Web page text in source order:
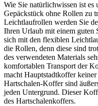
Wie Sie natürlichwissen ist es
Gepäckstück ohne Rollen zu
Leichtlaufrollen werden Sie
Ihren Urlaub mit einem guten
sich mit den flexiblen
die Rollen, denn diese sind
des verwendeten Materials
komfortablen Transport der
macht Hauptstadtkoffer
Hartschalen-Koffer sind
jeden Untergrund. Dieser
des Hartschalenkoffers.